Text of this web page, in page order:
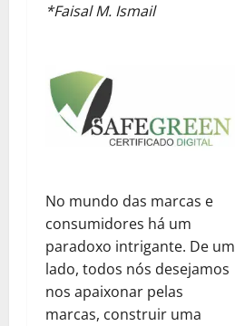
*Faisal M. Ismail
No mundo das marcas e
consumidores há um
paradoxo intrigante. De um
lado, todos nós desejamos
nos apaixonar pelas
marcas, construir uma